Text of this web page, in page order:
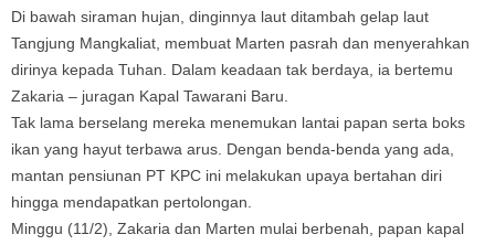
Di bawah siraman hujan, dinginnya laut ditambah gelap laut
Tangjung Mangkaliat, membuat Marten pasrah dan menyerahkan
dirinya kepada Tuhan. Dalam keadaan tak berdaya, ia bertemu
Zakaria – juragan Kapal Tawarani Baru.
Tak lama berselang mereka menemukan lantai papan serta boks
ikan yang hayut terbawa arus. Dengan benda-benda yang ada,
mantan pensiunan PT KPC ini melakukan upaya bertahan diri
hingga mendapatkan pertolongan.
Minggu (11/2), Zakaria dan Marten mulai berbenah, papan kapal